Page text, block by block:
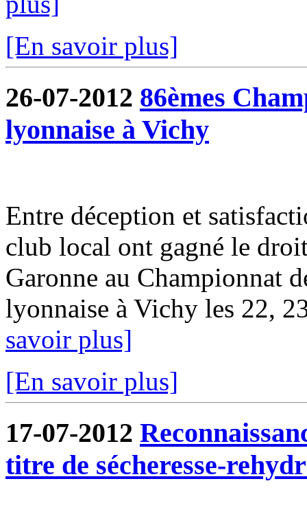
[En savoir plus]
26-07-2012 86èmes
lyonnaise à Vichy
Entre déception et
club local ont gagné le
Garonne au Championnat
lyonnaise à Vichy les 22,
savoir plus]
[En savoir plus]
17-07-2012
titre de sécheresse-